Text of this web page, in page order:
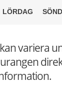
LÖRDAG
variera